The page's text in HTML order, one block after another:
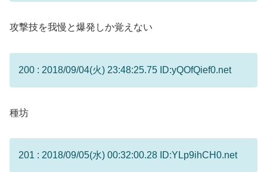
攻撃技を我慢と爆発しか覚えない
200 : 2018/09/04(火) 23:48:25.75 ID:yQOfQief0.net
種坊
201 : 2018/09/05(水) 00:32:00.28 ID:YLp9ihCH0.net